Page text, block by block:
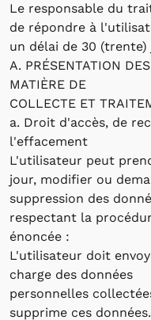
Le responsable du
de répondre à
un délai de 30
A. PRÉSENTATION
MATIÈRE DE
COLLECTE ET
a. Droit d'accès, de
l'effacement
L'utilisateur peut
jour, modifier ou
suppression des
respectant la
énoncée :
L'utilisateur doit
charge des données
personnelles
supprime ces